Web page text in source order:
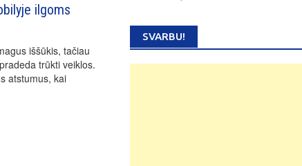
ilgoms
iššūkis, tačiau
trūkti veiklos.
atstumus, kai
SVARBU!